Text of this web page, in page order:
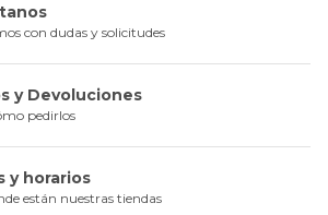
con dudas y solicitudes
y Devoluciones
pedirlos
y horarios
están nuestras tiendas